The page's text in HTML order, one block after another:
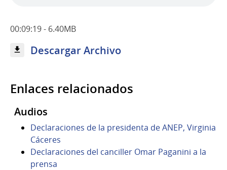
00:09:19 - 6.40MB
Descargar Archivo
Enlaces relacionados
Audios
Declaraciones de la presidenta de ANEP, Virginia
Cáceres
Declaraciones del canciller Omar Paganini a la
prensa